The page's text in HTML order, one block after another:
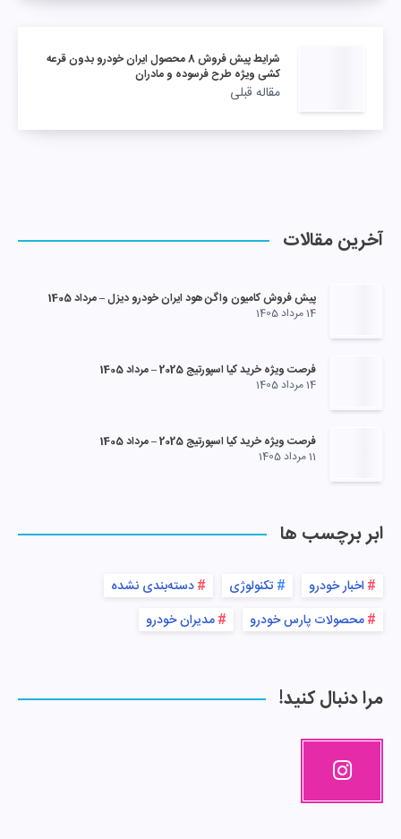
شرایط پیش فروش 8 محصول ایران خودرو بدون قرعه
کشی ویژه طرح فرسوده و مادران
مقاله قبلی
آخرین مقالات
پیش فروش کامیون واگن هود ایران خودرو دیزل – مرداد 1405
14 مرداد 1405
فرصت ویژه خرید کیا اسپورتیج 2025 – مرداد 1405
14 مرداد 1405
فرصت ویژه خرید کیا اسپورتیج 2025 – مرداد 1405
11 مرداد 1405
ابر برچسب ها
اخبار خودرو تکنولوژی
دسته‌بندی نشده
محصولات پارس خودرو
مدیران خودرو
مرا دنبال کنید!